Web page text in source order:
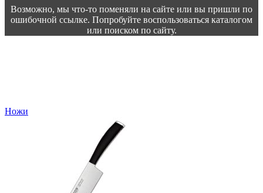
Возможно, мы что-то поменяли на сайте или вы пришли по
ошибочной ссылке. Попробуйте воспользоваться каталогом
или поиском по сайту.
Ножи